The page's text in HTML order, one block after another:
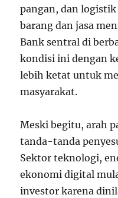
pangan, dan
barang dan jasa
Bank sentral di
kondisi ini dengan
lebih ketat untuk
masyarakat.
Meski begitu, arah
tanda-tanda
Sektor teknologi,
ekonomi digital
investor karena